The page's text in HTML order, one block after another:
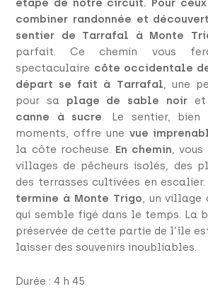
étape de notre circuit. Pour
combiner randonnée et
sentier de Tarrafal à Monte
parfait. Ce chemin vous
spectaculaire côte occidentale
départ se fait à Tarrafal, une
pour sa plage de sable noiret
canne à sucre. Le sentier,
moments, offre une vue
la côte rocheuse. En chemin, vous
villages de pêcheurs isolés, des
des terrasses cultivées en escalier.
termine à Monte Trigo, un village
qui semble figé dans le temps. La
préservée de cette partie de l’île
laisser des souvenirs inoubliables.
Durée : 4 h 45